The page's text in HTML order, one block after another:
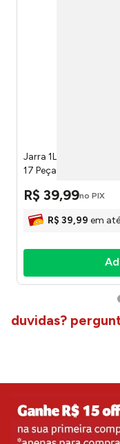
Jarra 1L Vidro
17 Peças JARR070 -
R$ 39,99no PIX
R$ 39,99 em até
duvidas?